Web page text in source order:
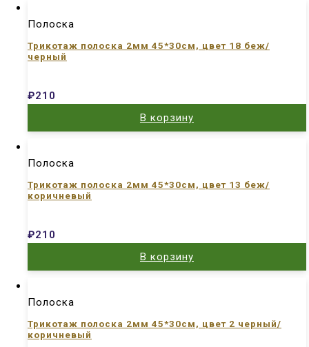
Полоска
Трикотаж полоска 2мм 45*30см, цвет 18 беж/
черный
₽210
В корзину
Полоска
Трикотаж полоска 2мм 45*30см, цвет 13 беж/
коричневый
₽210
В корзину
Полоска
Трикотаж полоска 2мм 45*30см, цвет 2 черный/
коричневый